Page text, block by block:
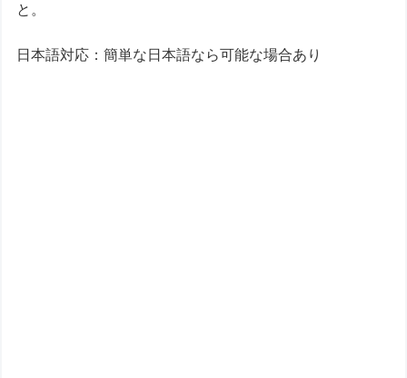
と。
日本語対応：簡単な日本語なら可能な場合あり